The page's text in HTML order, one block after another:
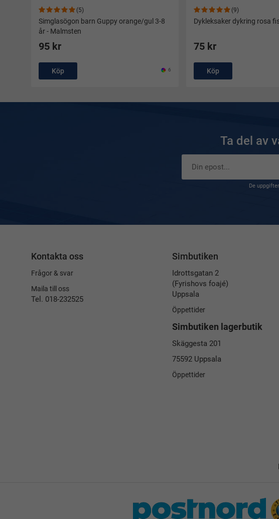
(5)
Simglasögon barn Guppy orange/gul 3-8
år - Malmsten
95 kr
Köp 6
(9)
Dykleksaker dykring rosa
75 kr
Köp
Ta del av
De
Kontakta oss
Frågor & svar
Maila till oss
Tel. 018-232525
Simbutiken
Idrottsgatan 2
(Fyrishovs foajé)
Uppsala
Öppettider
Simbutiken lagerbutik
Skäggesta 201
75592 Uppsala
Öppettider